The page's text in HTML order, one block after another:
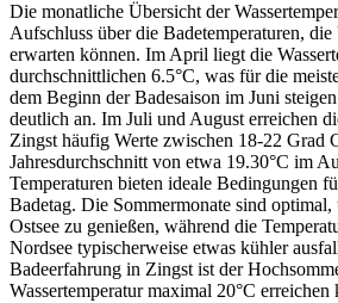
Die monatliche Übersicht der
Aufschluss über die Badetemperaturen, die
erwarten können. Im April liegt die
durchschnittlichen 6.5°C, was für die
dem Beginn der Badesaison im Juni
deutlich an. Im Juli und August erreichen
Zingst häufig Werte zwischen 18-22 Grad
Jahresdurchschnitt von etwa 19.30°C im
Temperaturen bieten ideale Bedingungen
Badetag. Die Sommermonate sind
Ostsee zu genießen, während die
Nordsee typischerweise etwas kühler
Badeerfahrung in Zingst ist der
Wassertemperatur maximal 20°C erreichen